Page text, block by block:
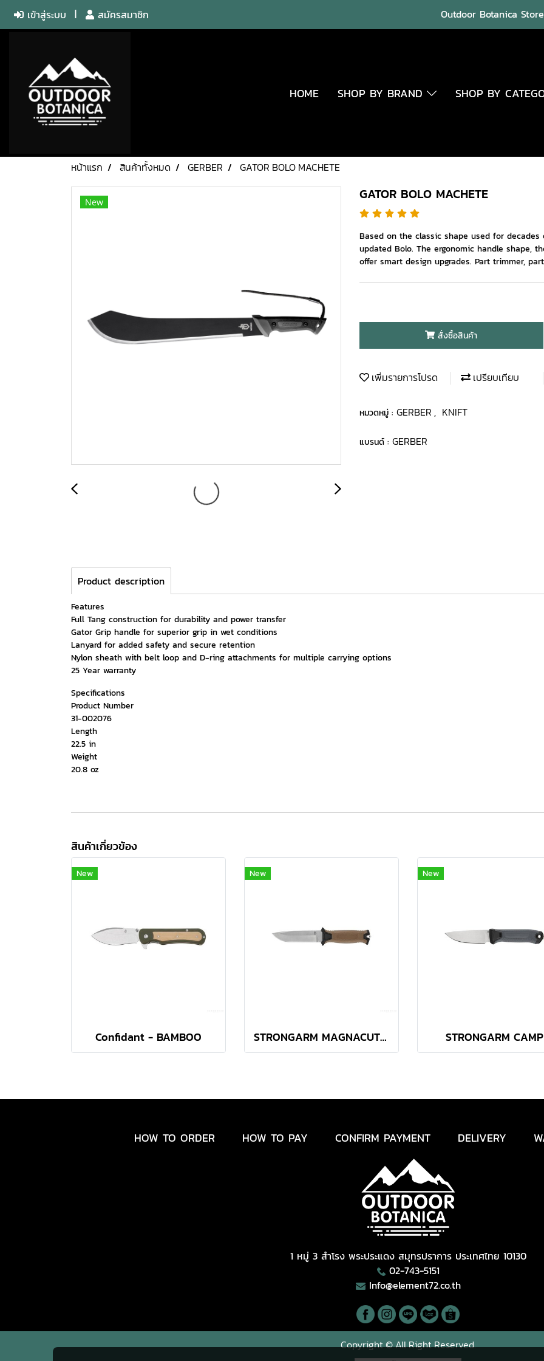
เข้าสู่ระบบ สมัครสมาชิก Outdoor Botanica
HOME SHOP BY BRAND SHOP BY
หน้าแรก สินค้าทั้งหมด GERBER GATOR BOLO MACHETE
New GATOR BOLO MACHETE
Based on the classic shape used for
updated Bolo. The ergonomic handle shape,
offer smart design upgrades. Part trimmer,
สั่งซื้อสินค้า
เพิ่มรายการโปรด เปรียบเทียบ
หมวดหมู่ : GERBER , KNIFT
แบรนด์ : GERBER
Product description
Features
Full Tang construction for durability and power transfer
Gator Grip handle for superior grip in wet conditions
Lanyard for added safety and secure retention
Nylon sheath with belt loop and D-ring attachments for multiple carrying options
25 Year warranty
Specifications
Product Number
31-002076
Length
22.5 in
Weight
20.8 oz
สินค้าเกี่ยวข้อง
New
Confidant - BAMBOO
New
STRONGARM MAGNACUT PLAIN EDGE - COYOTE BROWN
New
STRONGARM CAMP
HOW TO ORDER HOW TO PAY CONFIRM PAYMENT DELIVERY
1 หมู่ 3 สำโรง พระประแดง สมุทรปราการ ประเทศไทย 10130
02-743-5151
Info@element72.co.th
Copyright © All Right Reserved.